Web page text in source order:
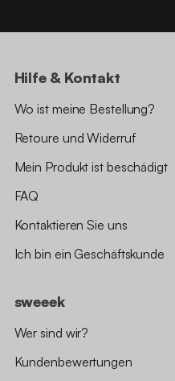
Hilfe & Kontakt
Wo ist meine Bestellung?
Retoure und Widerruf
Mein Produkt ist beschädigt
FAQ
Kontaktieren Sie uns
Ich bin ein Geschäftskunde
sweeek
Wer sind wir?
Kundenbewertungen